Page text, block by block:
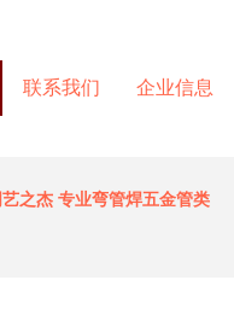
联系我们 企业信息
之杰 专业弯管焊五金管类